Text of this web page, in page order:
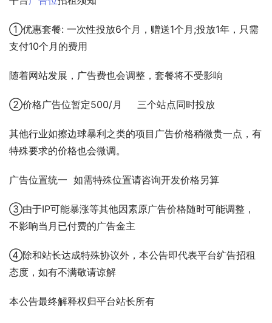
①优惠套餐: 一次性投放6个月，赠送1个月;投放1年，只需
支付10个月的费用
随着网站发展，广告费也会调整，套餐将不受影响
②价格广告位暂定500/月     三个站点同时投放
其他行业如擦边球暴利之类的项目广告价格稍微贵一点，有
特殊要求的价格也会微调。
广告位置统一  如需特殊位置请咨询开发价格另算
③由于IP可能暴涨等其他因素原广告价格随时可能调整，
不影响当月已付费的广告金主
④除和站长达成特殊协议外，本公告即代表平台纩告招租
态度，如有不满敬请谅解
本公告最终解释权归平台站长所有